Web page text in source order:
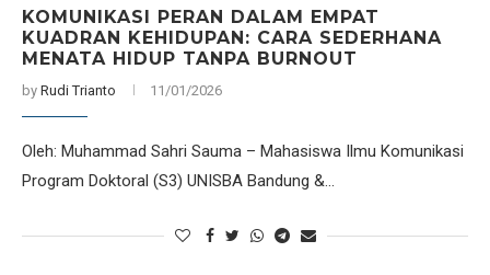
KOMUNIKASI PERAN DALAM EMPAT
KUADRAN KEHIDUPAN: CARA SEDERHANA
MENATA HIDUP TANPA BURNOUT
by Rudi Trianto 11/01/2026
Oleh: Muhammad Sahri Sauma – Mahasiswa Ilmu Komunikasi
Program Doktoral (S3) UNISBA Bandung &…